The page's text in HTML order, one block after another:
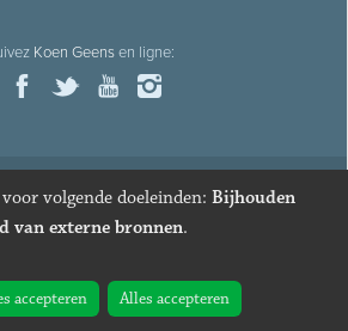
Koen Geensen ligne:
et député honoraire
par Zenjoy de Louvain
volgende doeleinden: Bijhouden
van externe bronnen.
accepteren
Alles accepteren